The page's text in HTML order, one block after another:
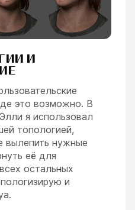
И
это возможно. В
я использовал
топологией,
вылепить нужные
её для
остальных
и